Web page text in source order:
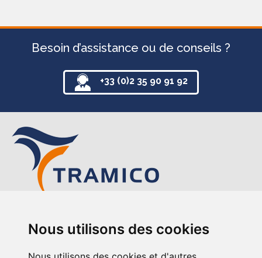
Nous utilisons des cookies
Besoin d’assistance ou de conseils ?
+33 (0)2 35 90 91 92
12-14 avenue de l’Europe